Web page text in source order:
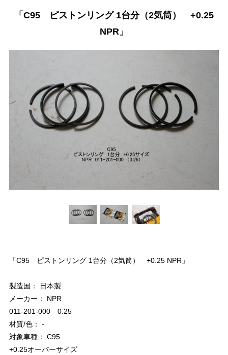
「C95 ピストンリング 1台分（2気筒） +0.25
NPR」
「C95 ピストンリング 1台分（2気筒） +0.25 NPR」
製造国： 日本製
メーカー： NPR
011-201-000 0.25
材質/色： -
対象車種： C95
+0.25オーバーサイズ